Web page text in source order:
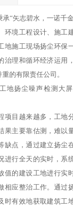
承“矢志碧水，一诺千
环境工程设计、施工
地施工现场扬尘环保
治理和循环经济运用
的有限责任公司。
地扬尘噪声检测大
项目越来越多，工地
果主要靠估测，难以
缺点，通过建立扬尘
进行全天的实时，系
值的建设工地进行实
相应整治工作。通过
时有效地获取建筑工